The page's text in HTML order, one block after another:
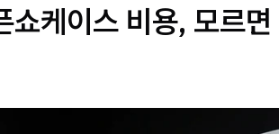
케이스 비용, 모르면